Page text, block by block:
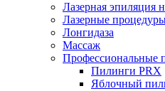
Лазерная эпиляция
Лазерные
Лонгидаза
Массаж
Профессиональные
Пилинги PRX
Яблочный